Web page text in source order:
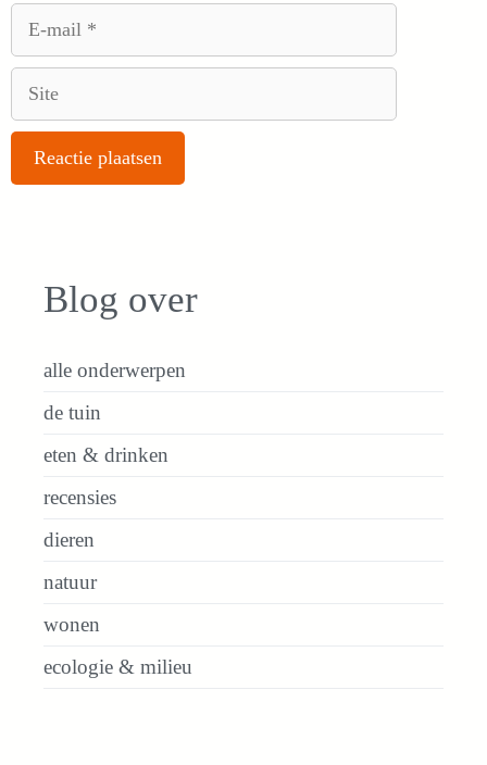
Blog over
alle onderwerpen
de tuin
eten & drinken
recensies
dieren
natuur
wonen
ecologie & milieu